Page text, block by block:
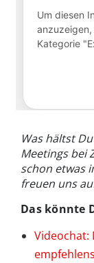
Was hältst
Meetings bei
schon etwas
freuen uns
Das könnte
Videochat: